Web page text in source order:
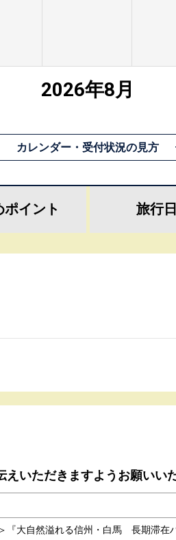
2026年8月
カレンダー・受付状況の見方
ポイント 旅行
いただきますようお願いい
『大自然溢れる信州・白馬 長期滞在